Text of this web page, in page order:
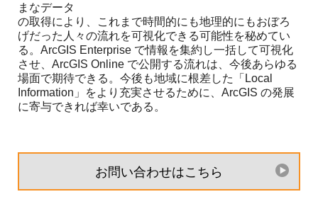
まなデータ
の取得により、これまで時間的にも地理的にもおぼろ
げだった人々の流れを可視化できる可能性を秘めてい
る。ArcGIS Enterprise で情報を集約し一括して可視化
させ、ArcGIS Online で公開する流れは、今後あらゆる
場面で期待できる。今後も地域に根差した「Local
Information」をより充実させるために、ArcGIS の発展
に寄与できれば幸いである。
お問い合わせはこちら